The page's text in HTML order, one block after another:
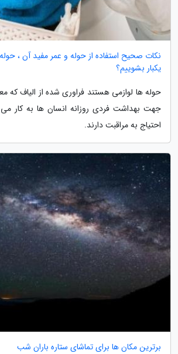
نکات صحیح استفاده از حوله و عمر مفید آن ،
یکبار بشوییم؟
حوله ها لوازمی هستند فراوری شده از الیاف که
جهت بهداشت فردی روزانه انسان ها به کار می
احتیاج به مراقبت دارند.
برترین مکان ها برای تماشای ستاره باران شب